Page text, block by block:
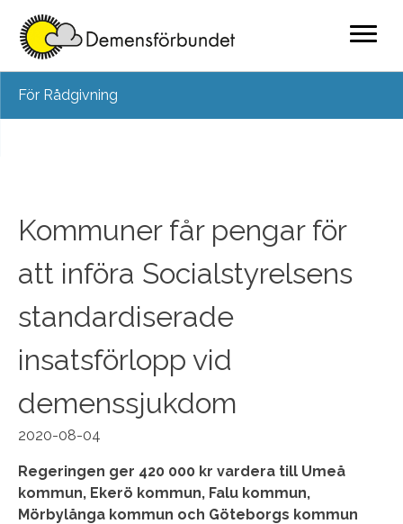
content
För Rådgivning
Kommuner får pengar för
att införa Socialstyrelsens
standardiserade
insatsförlopp vid
demenssjukdom
2020-08-04
Regeringen ger 420 000 kr vardera till Umeå
kommun, Ekerö kommun, Falu kommun,
Mörbylånga kommun och Göteborgs kommun